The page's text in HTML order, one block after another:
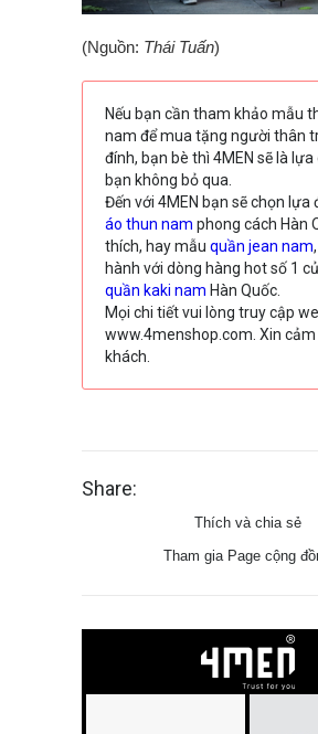
(Nguồn: Thái Tuấn)
Nếu bạn cần tham khảo mẫu
nam để mua tặng người thân
đính, bạn bè thì 4MEN sẽ là
bạn không bỏ qua.
Đến với 4MEN bạn sẽ chọn lựa
áo thun nam phong cách Hàn
thích, hay mẫu quần jean nam
hành với dòng hàng hot số 1
quần kaki nam Hàn Quốc.
Mọi chi tiết vui lòng truy cập
www.4menshop.com. Xin cảm
khách.
Share:
Thích và chia sẻ
Tham gia Page cộng